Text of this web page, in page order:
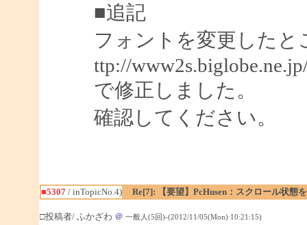
■追記
フォントを変更した
ttp://
で修正しました。
確認してください。
■5307/ inTopicNo.4) Re[7]: 【要望】PcHusen：スクロール状態
□投稿者/ ふかざわ ＠ 一般人(5回)-(2012/11/05(Mon) 10:21:15)